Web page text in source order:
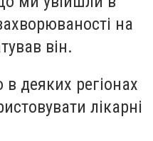
на
він.
деяких регіонах
лікарні